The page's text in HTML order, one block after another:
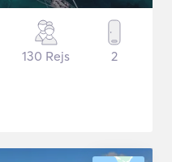
130 Rejs 2